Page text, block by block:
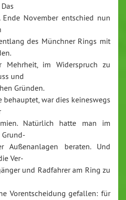
November entschied nun
des Münchner Rings mit
im Widerspruch zu
und
Gründen.
behauptet, war dies keineswegs
Natürlich hatte man im
beraten. Und
Ver-
und Radfahrer am Ring zu
Vorentscheidung gefallen: für